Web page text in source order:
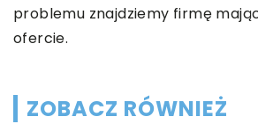
problemu znajdziemy firmę
ofercie.
ZOBACZ RÓWNIEŻ